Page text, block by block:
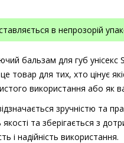
в непрозорій
бальзам для губ
товар для тих, хто цінує
використання або як
зручністю та
та зберігається з
і надійність використання.